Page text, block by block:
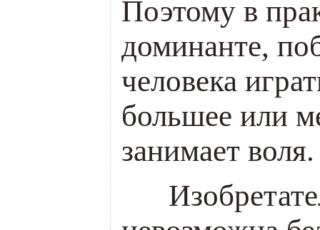
Поэтому в
доминанте,
человека
большее или
занимает воля.